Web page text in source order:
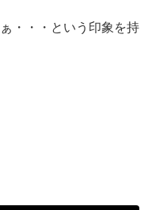
・・・という印象を持